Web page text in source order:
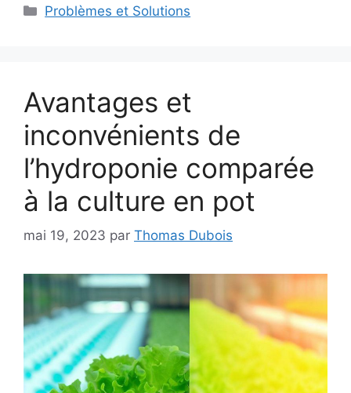
Catégories
Problèmes et Solutions
Avantages et
inconvénients de
l’hydroponie comparée
à la culture en pot
mai 19, 2023 par Thomas Dubois